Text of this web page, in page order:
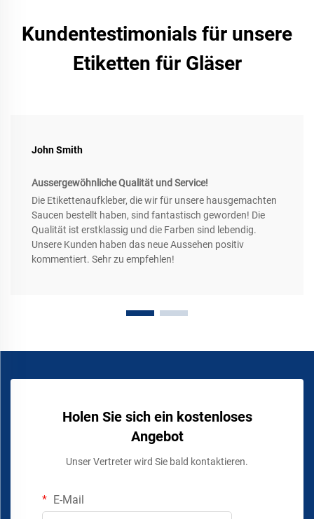
Kundentestimonials für unsere
Etiketten für Gläser
John Smith
Aussergewöhnliche Qualität und Service!
Die Etikettenaufkleber, die wir für unsere hausgemachten
Saucen bestellt haben, sind fantastisch geworden! Die
Qualität ist erstklassig und die Farben sind lebendig.
Unsere Kunden haben das neue Aussehen positiv
kommentiert. Sehr zu empfehlen!
Holen Sie sich ein kostenloses
Angebot
Unser Vertreter wird Sie bald kontaktieren.
E-Mail